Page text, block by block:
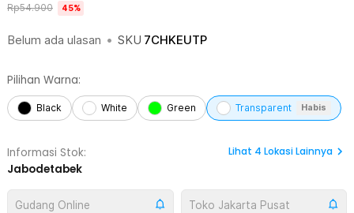
Belum ada ulasan • SKU 7CHKEUTP
Rp54.900 45%
Pilihan Warna:
Black White Green Transparent Habis
Informasi Stok:
Jabodetabek
Lihat 4 Lokasi Lainnya
Gudang Online Toko Jakarta Pusat